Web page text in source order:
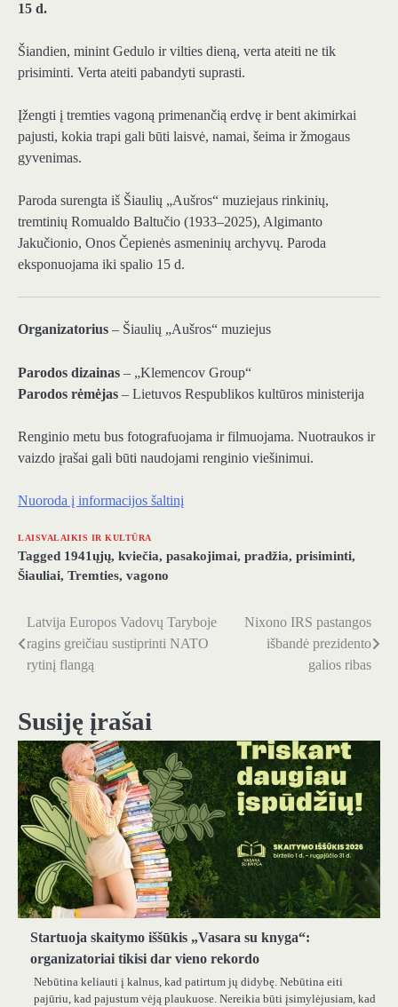
15 d.
Šiandien, minint Gedulo ir vilties dieną, verta ateiti ne tik
prisiminti. Verta ateiti pabandyti suprasti.
Įžengti į tremties vagoną primenančią erdvę ir bent akimirkai
pajusti, kokia trapi gali būti laisvė, namai, šeima ir žmogaus
gyvenimas.
Paroda surengta iš Šiaulių „Aušros“ muziejaus rinkinių,
tremtinių Romualdo Baltučio (1933–2025), Algimanto
Jakučionio, Onos Čepienės asmeninių archyvų. Paroda
eksponuojama iki spalio 15 d.
Organizatorius – Šiaulių „Aušros“ muziejus
Parodos dizainas – „Klemencov Group“
Parodos rėmėjas – Lietuvos Respublikos kultūros ministerija
Renginio metu bus fotografuojama ir filmuojama. Nuotraukos ir
vaizdo įrašai gali būti naudojami renginio viešinimui.
Nuoroda į informacijos šaltinį
LAISVALAIKIS IR KULTŪRA
Tagged 1941ųjų, kviečia, pasakojimai, pradžia, prisiminti,
Šiauliai, Tremties, vagono
Navigacija
tarp
Latvija Europos Vadovų Taryboje
ragins greičiau sustiprinti NATO
rytinį flangą
Nixono IRS pastangos
išbandė prezidento
galios ribas
Susiję įrašai
Startuoja skaitymo iššūkis „Vasara su knyga“:
organizatoriai tikisi dar vieno rekordo
Nebūtina keliauti į kalnus, kad patirtum jų didybę. Nebūtina eiti
pajūriu, kad pajustum vėją plaukuose. Nereikia būti įsimylėjusiam, kad